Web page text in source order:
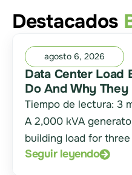
Destacados
agosto 6, 2026
Data Center Load
Do And Why
Tiempo de lectura: 3
A 2,000 kVA
building load for
Seguir leyendo